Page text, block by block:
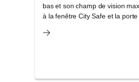
bas et son champ de vision
à la fenêtre City Safe et la porte